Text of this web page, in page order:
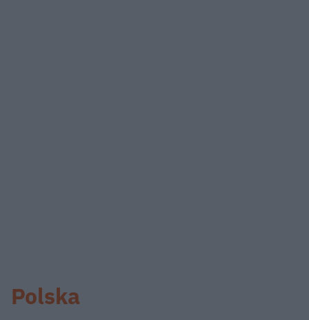
Polska